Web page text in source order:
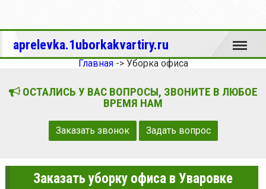
aprelevka.1uborkakvartiry.ru Меню
Главная-> Уборка офиса
ОСТАЛИСЬ У ВАС ВОПРОСЫ, ЗВОНИТЕ В ЛЮБОЕ
ВРЕМЯ НАМ
Заказать звонок Задать вопрос
Заказать уборку офиса в Уваровке